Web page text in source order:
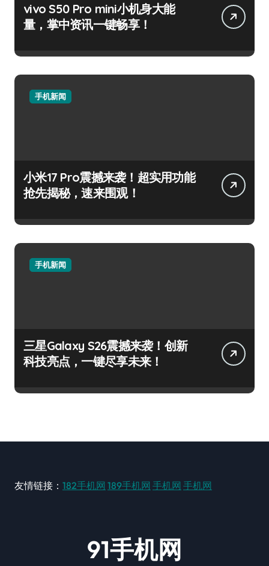
vivo S50 Pro mini小机身大能
量，掌中资讯一键畅享！
手机新闻
小米17 Pro震撼来袭！超实用功能
抢先揭秘，速来围观！
手机新闻
三星Galaxy S26震撼来袭！创新
科技亮点，一键尽享未来！
友情链接： 182手机网 189手机网 手机网 手机网
91手机网